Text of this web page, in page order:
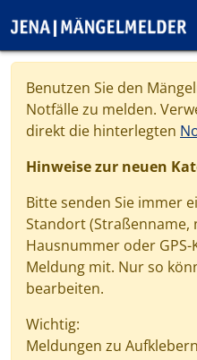
Benutzen Sie den
Notfälle zu melden.
direkt die hinterlegten
Hinweise zur neuen
Bitte senden Sie immer
Standort (Straßenname,
Hausnummer oder
Meldung mit. Nur so
bearbeiten.
Wichtig:
Meldungen zu